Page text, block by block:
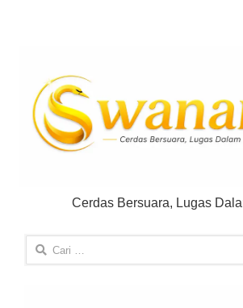
Cerdas Bersuara, Lugas
Cari